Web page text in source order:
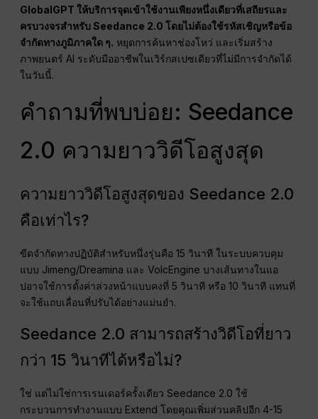
GlobalGPT ให้บริการจุดเข้าใช้งานเพียงหนึ่งเดียวที่เสถียรและ
ครบวงจรสำหรับ Seedance 2.0 โดยไม่ต้องใช้รหัสเชิญหรือข้อ
จำกัดทางภูมิภาคใด ๆ. หยุดการค้นหาช่องโหว่ และเริ่มสร้าง
ภาพยนตร์ AI ระดับมืออาชีพในเวิร์กสเปซเดียวที่ไม่มีการจำกัดได้
ในวันนี้.
คำถามที่พบบ่อย: Seedance
2.0 ความยาววิดีโอสูงสุด
ความยาววิดีโอสูงสุดของ Seedance 2.0
คือเท่าไร?
ขีดจำกัดทางปฏิบัติสำหรับหนึ่งรุ่นคือ 15 วินาที ในระบบควบคุม
แบบ Jimeng/Dreamina และ VolcEngine บางเส้นทางในแอ
ปอาจใช้การตั้งค่าล่วงหน้าแบบคงที่ 5 วินาที หรือ 10 วินาที แทนที่
จะใช้แถบเลื่อนที่ปรับได้อย่างแม่นยำ.
Seedance 2.0 สามารถสร้างวิดีโอที่ยาว
กว่า 15 วินาทีได้หรือไม่?
ใช่ แต่ไม่ใช่การเรนเดอร์ครั้งเดียว Seedance 2.0 ใช้
กระบวนการทำงานแบบ Extend โดยคุณเพิ่มส่วนคลิปอีก 4-15